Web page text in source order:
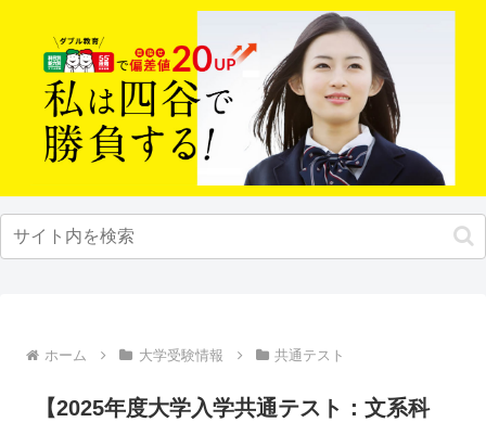
ホーム 大学受験情報 共通テスト
【2025年度大学入学共通テスト：文系科